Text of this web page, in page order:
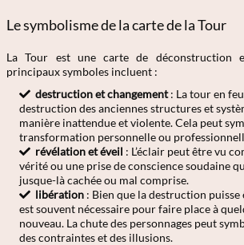
Le symbolisme de la carte de la Tour
La Tour est une carte de déconstruction
principaux symboles incluent :
destruction et changement: La tour en
destruction des anciennes structures et
manière inattendue et violente. Cela peut
transformation personnelle ou
révélation et éveil : L’éclair peut être vu
vérité ou une prise de conscience soudaine
jusque-là cachée ou mal comprise.
libération : Bien que la destruction
est souvent nécessaire pour faire place à
nouveau. La chute des personnages peut
des contraintes et des illusions.